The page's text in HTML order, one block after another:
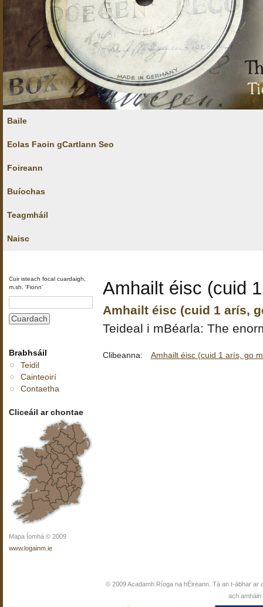
Baile
Eolas Faoin gCartlann Seo
Foireann
Buíochas
Teagmháil
Naisc
Cuir isteach focal cuardaigh,
m.sh. 'Fionn'
Brabhsáil
Teidil
Cainteoirí
Contaetha
Cliceáil ar chontae
Mapa Íomhá © 2009
www.logainm.ie
Amhailt éisc (cuid
Amhailt éisc (cuid 1 arís,
Teideal i mBéarla: The
Clibeanna: Amhailt éisc (cuid 1 arís, go
© 2009 Acadamh Ríoga na hÉireann. Tá an t-ábhar ar
ach amháin